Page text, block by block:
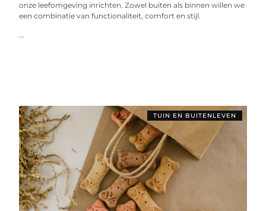
onze leefomgeving inrichten. Zowel buiten als binnen willen we
een combinatie van functionaliteit, comfort en stijl.
...
TUIN EN BUITENLEVEN